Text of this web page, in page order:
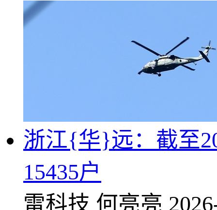
浙江{华}远：截至
15435户
雷科技 何亮亮